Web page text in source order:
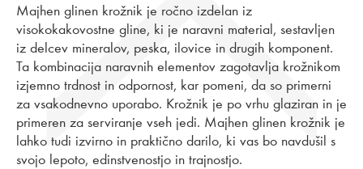
Majhen glinen krožnik je ročno izdelan iz
visokokakovostne gline, ki je naravni material, sestavljen
iz delcev mineralov, peska, ilovice in drugih komponent.
Ta kombinacija naravnih elementov zagotavlja krožnikom
izjemno trdnost in odpornost, kar pomeni, da so primerni
za vsakodnevno uporabo. Krožnik je po vrhu glaziran in je
primeren za serviranje vseh jedi. Majhen glinen krožnik je
lahko tudi izvirno in praktično darilo, ki vas bo navdušil s
svojo lepoto, edinstvenostjo in trajnostjo.